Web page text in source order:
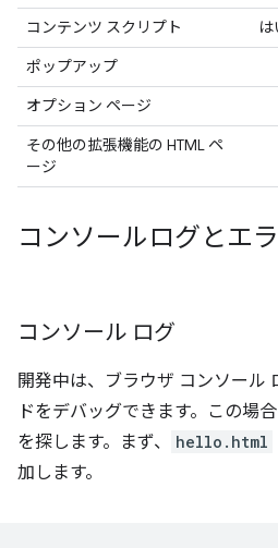
コンテンツ スクリプト
ポップアップ
オプション ページ
その他の拡張機能の HTML ペ
ージ
コンソールログとエ
コンソール ログ
開発中は、ブラウザ コンソール
ドをデバッグできます。この場
を探します。まず、
hello.html
加します。